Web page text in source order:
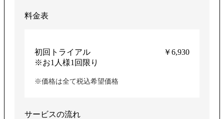
料金表
初回トライアル
※お1人様1回限り
￥6,930
※価格は全て税込希望価格
サービスの流れ